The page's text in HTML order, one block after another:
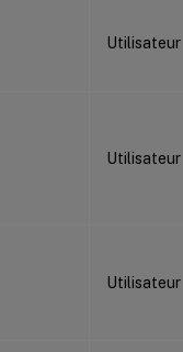
Utilisateur
Utilisateur
Utilisateur